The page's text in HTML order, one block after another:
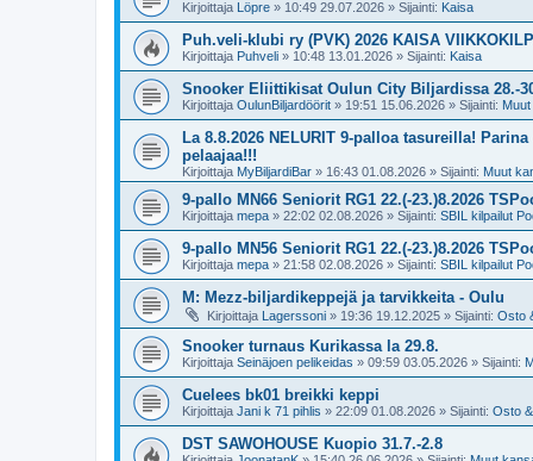
Kirjoittaja Löpre » 10:49 29.07.2026 » Sijainti: Kaisa
Puh.veli-klubi ry (PVK) 2026 KAISA
Kirjoittaja Puhveli » 10:48 13.01.2026 » Sijainti: Kaisa
Snooker Eliittikisat Oulun City Biljardissa 28.-
Kirjoittaja OulunBiljardöörit » 19:51 15.06.2026 » Sijainti:
La 8.8.2026 NELURIT 9-palloa tasureilla!
pelaajaa!!!
Kirjoittaja MyBiljardiBar » 16:43 01.08.2026 » Sijainti: Muut
9-pallo MN66 Seniorit RG1 22.(-23.)8.2026
Kirjoittaja mepa » 22:02 02.08.2026 » Sijainti: SBIL kilpailut
9-pallo MN56 Seniorit RG1 22.(-23.)8.2026
Kirjoittaja mepa » 21:58 02.08.2026 » Sijainti: SBIL kilpailut
M: Mezz-biljardikeppejä ja tarvikkeita - Oulu
Kirjoittaja Lagerssoni » 19:36 19.12.2025 » Sijainti: Osto
Snooker turnaus Kurikassa la 29.8.
Kirjoittaja Seinäjoen pelikeidas » 09:59 03.05.2026 » Sijainti:
Cuelees bk01 breikki keppi
Kirjoittaja Jani k 71 pihlis » 22:09 01.08.2026 » Sijainti: Osto
DST SAWOHOUSE Kuopio 31.7.-2.8